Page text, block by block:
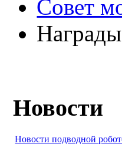
Совет
Награды
Новости
Новости подводной